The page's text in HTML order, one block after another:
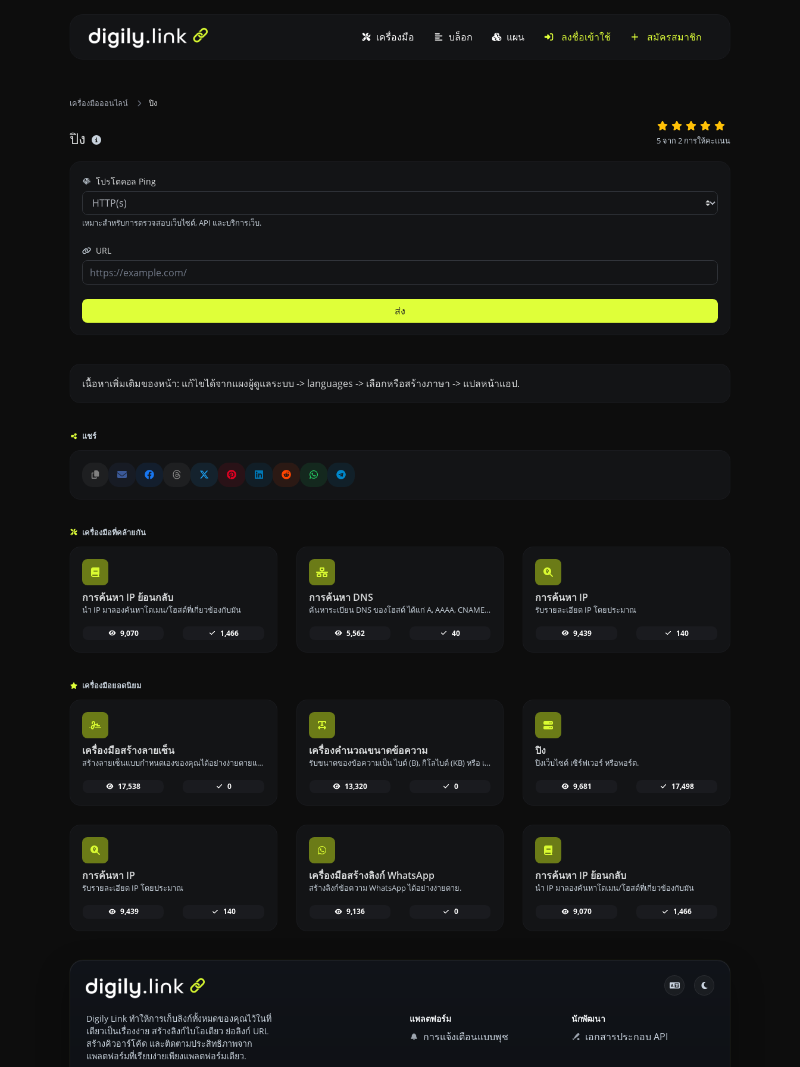
เครื่องมือ บล็อก แผน ลงชื่อเข้าใช้ สมัครสมาชิก
เครื่องมือออนไลน์ ปิง
ปิง 5จาก 2 การให้คะแนน
โปรโตคอล Ping
เหมาะสำหรับการตรวจสอบเว็บไซต์, API และบริการเว็บ.
URL
ส่ง
เนื้อหาเพิ่มเติมของหน้า: แก้ไขได้จากแผงผู้ดูแลระบบ -> languages -> เลือกหรือสร้างภาษา -> แปลหน้าแอป.
แชร์
เครื่องมือที่คล้ายกัน
การค้นหา IP ย้อนกลับ
นำ IP มาลองค้นหาโดเมน/โฮสต์ที่เกี่ยวข้องกับมัน
9,070 1,466
การค้นหา DNS
ค้นหาระเบียน DNS ของโฮสต์ ได้แก่ A, AAAA, CNAME, MX, NS, TXT, SOA.
5,562 40
การค้นหา IP
รับรายละเอียด IP โดยประมาณ
9,439 140
เครื่องมือยอดนิยม
เครื่องมือสร้างลายเซ็น
สร้างลายเซ็นแบบกำหนดเองของคุณได้อย่างง่ายดายและดาวน์โหลดได้อย่างสะดวก
17,538 0
เครื่องคำนวณขนาดข้อความ
รับขนาดของข้อความเป็น ไบต์ (B), กิโลไบต์ (KB) หรือ เมกะไบต์ (MB).
13,320 0
ปิง
ปิงเว็บไซต์ เซิร์ฟเวอร์ หรือพอร์ต.
9,681 17,498
การค้นหา IP
รับรายละเอียด IP โดยประมาณ
9,439 140
เครื่องมือสร้างลิงก์ WhatsApp
สร้างลิงก์ข้อความ WhatsApp ได้อย่างง่ายดาย.
9,136 0
การค้นหา IP ย้อนกลับ
นำ IP มาลองค้นหาโดเมน/โฮสต์ที่เกี่ยวข้องกับมัน
9,070 1,466
Digily Link ทำให้การเก็บลิงก์ทั้งหมดของคุณไว้ในที่
เดียวเป็นเรื่องง่าย สร้างลิงก์ไบโอเดียว ย่อลิงก์ URL
สร้างคิวอาร์โค้ด และติดตามประสิทธิภาพจาก
แพลตฟอร์มที่เรียบง่ายเพียงแพลตฟอร์มเดียว.
แพลตฟอร์ม
การแจ้งเตือนแบบพุช
นักพัฒนา
เอกสารประกอบ API